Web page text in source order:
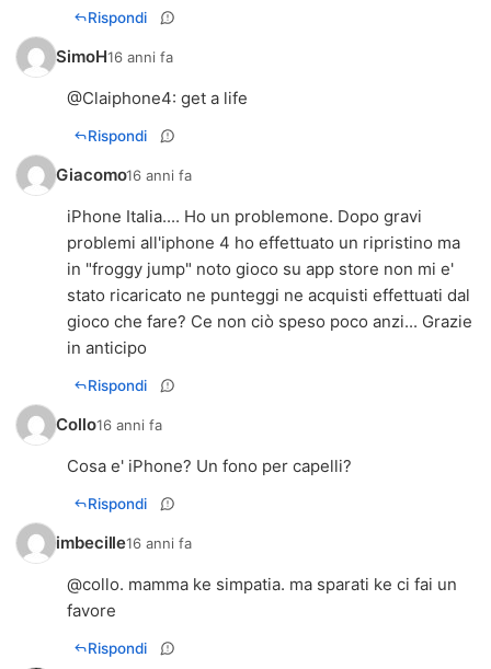
Rispondi
SimoH16 anni fa
@Claiphone4: get a life
Rispondi
Giacomo16 anni fa
iPhone Italia.... Ho un problemone. Dopo gravi
problemi all'iphone 4 ho effettuato un ripristino ma
in "froggy jump" noto gioco su app store non mi e'
stato ricaricato ne punteggi ne acquisti effettuati dal
gioco che fare? Ce non ciò speso poco anzi... Grazie
in anticipo
Rispondi
Collo16 anni fa
Cosa e' iPhone? Un fono per capelli?
Rispondi
imbecille16 anni fa
@collo. mamma ke simpatia. ma sparati ke ci fai un
favore
Rispondi